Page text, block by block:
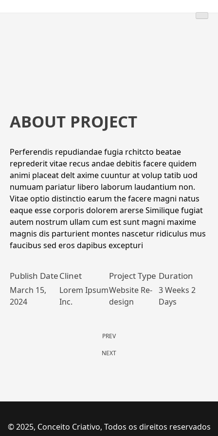
ABOUT PROJECT
Perferendis repudiandae fugia rchitcto beatae
reprederit vitae recus andae debitis facere quidem
animi placeat delt axime cuuntur at volup tatib uod
numuam pariatur libero laborum laudantium non.
Vitae optio distinctio earum the facere magni natus
eaque esse corporis dolorem arerse Similique fugiat
autem nostrum ullam cum est sunt magni maxime
magnis dis parturient montes nascetur ridiculus mus
faucibus sed eros dapibus excepturi
Publish Date
March 15,
2024
Clinet
Lorem Ipsum
Inc.
Project Type
Website Re-
design
Duration
3 Weeks 2
Days
PREV
NEXT
© 2025, Conceito Criativo, Todos os direitos reservados